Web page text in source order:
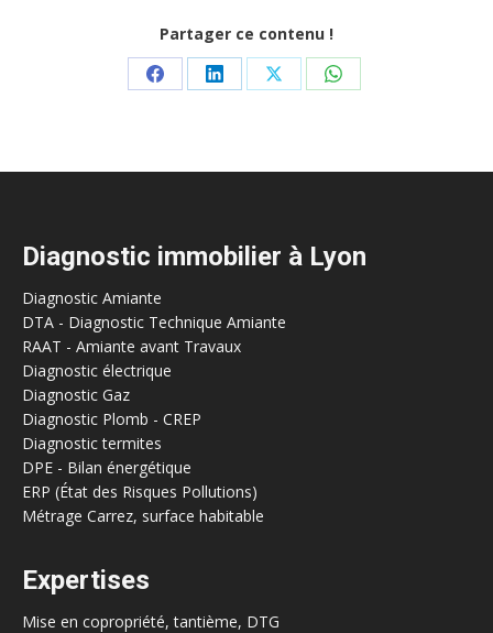
Partager ce contenu !
Share Share Share Share
Diagnostic immobilier à Lyon
Diagnostic Amiante
DTA - Diagnostic Technique Amiante
RAAT - Amiante avant Travaux
Diagnostic électrique
Diagnostic Gaz
Diagnostic Plomb - CREP
Diagnostic termites
DPE - Bilan énergétique
ERP (État des Risques Pollutions)
Métrage Carrez, surface habitable
Expertises
Mise en copropriété, tantième, DTG